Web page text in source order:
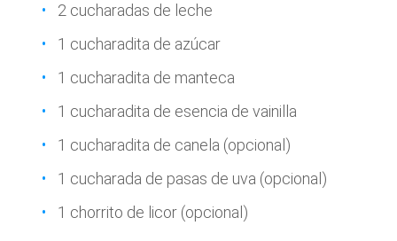
2 cucharadas de leche
1 cucharadita de azúcar
1 cucharadita de manteca
1 cucharadita de esencia de vainilla
1 cucharadita de canela (opcional)
1 cucharada de pasas de uva (opcional)
1 chorrito de licor (opcional)